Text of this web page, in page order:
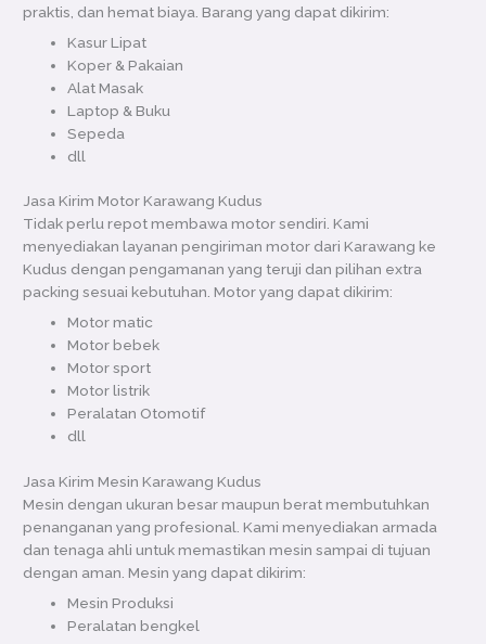
praktis, dan hemat biaya. Barang yang dapat dikirim:
Kasur Lipat
Koper & Pakaian
Alat Masak
Laptop & Buku
Sepeda
dll
Jasa Kirim Motor Karawang Kudus
Tidak perlu repot membawa motor sendiri. Kami
menyediakan layanan pengiriman motor dari Karawang ke
Kudus dengan pengamanan yang teruji dan pilihan extra
packing sesuai kebutuhan. Motor yang dapat dikirim:
Motor matic
Motor bebek
Motor sport
Motor listrik
Peralatan Otomotif
dll
Jasa Kirim Mesin Karawang Kudus
Mesin dengan ukuran besar maupun berat membutuhkan
penanganan yang profesional. Kami menyediakan armada
dan tenaga ahli untuk memastikan mesin sampai di tujuan
dengan aman. Mesin yang dapat dikirim:
Mesin Produksi
Peralatan bengkel